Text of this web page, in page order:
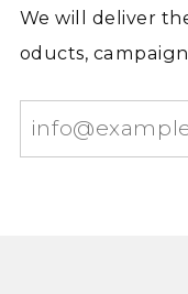
We will deliver
oducts,